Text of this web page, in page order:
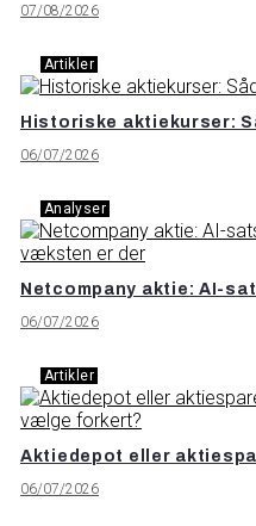
07/08/2026
Artikler
Historiske aktiekurser:
06/07/2026
Analyser
Netcompany aktie: AI-
06/07/2026
Artikler
Aktiedepot eller
06/07/2026